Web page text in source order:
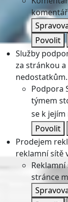
Povolit
Služby
za stránkou
nedostatkům.
Podpora
týmem
se k
Povolit
Prodejem
reklamní sítě
Reklamní
stránce